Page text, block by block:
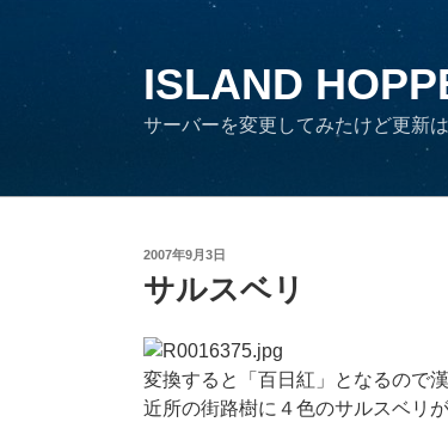
ISLAND
サーバーを変更してみたけど更新
投
日:
2007年9月3日
サルスベリ
変換すると「百日紅」となるので
近所の街路樹に４色のサルスベリ